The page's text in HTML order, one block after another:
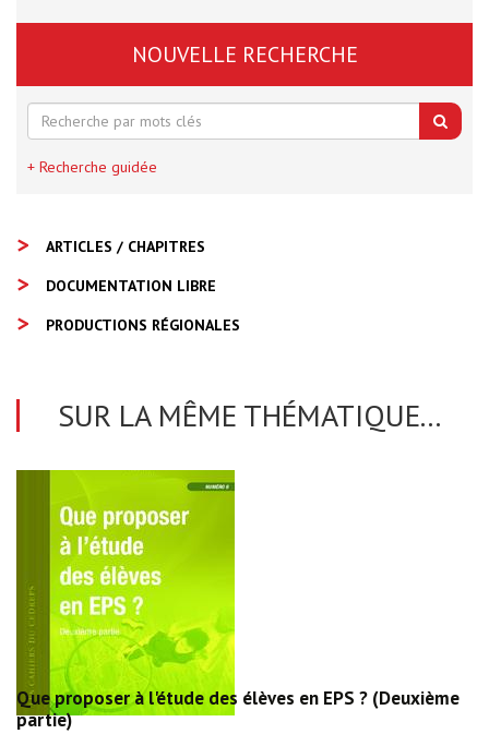
NOUVELLE RECHERCHE
+ Recherche guidée
ARTICLES / CHAPITRES
DOCUMENTATION LIBRE
PRODUCTIONS RÉGIONALES
SUR LA MÊME THÉMATIQUE...
Que proposer à l'étude des élèves en EPS ? (Deuxième
partie)